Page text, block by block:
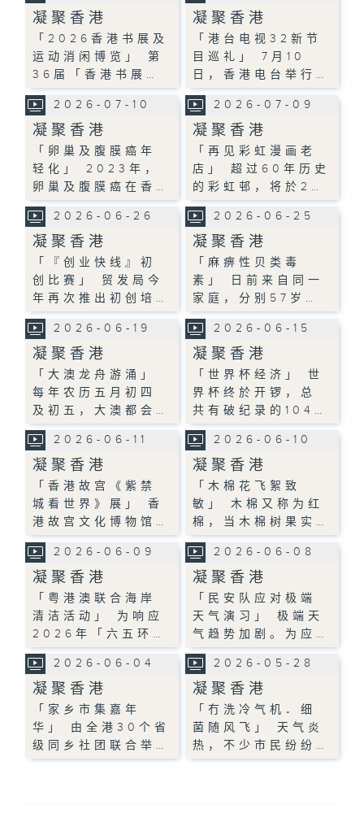
凝聚香港
「2026香港书展及
运动消闲博览」 第
36届「香港书展…
凝聚香港
「港台电视32新节
目巡礼」 7月10
日，香港电台举行…
2026-07-10
凝聚香港
「卵巢及腹膜癌年
轻化」 2023年，
卵巢及腹膜癌在香…
2026-07-09
凝聚香港
「再见彩虹漫画老
店」 超过60年历史
的彩虹邨，将於2…
2026-06-26
凝聚香港
「『创业快线』初
创比赛」 贸发局今
年再次推出初创培…
2026-06-25
凝聚香港
「麻痹性贝类毒
素」 日前来自同一
家庭，分别57岁…
2026-06-19
凝聚香港
「大澳龙舟游涌」
每年农历五月初四
及初五，大澳都会…
2026-06-15
凝聚香港
「世界杯经济」 世
界杯终於开锣，总
共有破纪录的104…
2026-06-11
凝聚香港
「香港故宫《紫禁
城看世界》展」 香
港故宫文化博物馆…
2026-06-10
凝聚香港
「木棉花飞絮致
敏」 木棉又称为红
棉，当木棉树果实…
2026-06-09
凝聚香港
「粤港澳联合海岸
清洁活动」 为响应
2026年「六五环…
2026-06-08
凝聚香港
「民安队应对极端
天气演习」 极端天
气趋势加剧。为应…
2026-06-04
凝聚香港
「家乡市集嘉年
华」 由全港30个省
级同乡社团联合举…
2026-05-28
凝聚香港
「冇洗冷气机．细
菌随风飞」 天气炎
热，不少市民纷纷…